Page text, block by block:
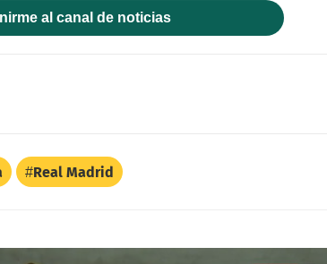
al canal de noticias
Real Madrid